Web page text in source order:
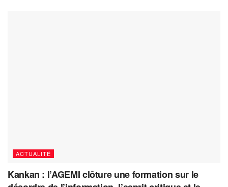
ACTUALITÉ
Kankan : l’AGEMI clôture une formation sur le